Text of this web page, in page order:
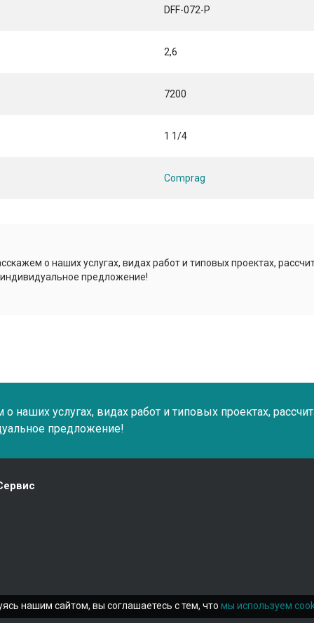
DFF-072-P
2,6
7200
1 1/4
Comprag
о наших услугах, видах работ и типовых проектах,
предложение!
наших услугах, видах работ и типовых проектах,
предложение!
нашим сайтом, вы соглашаетесь с тем, что мы используем